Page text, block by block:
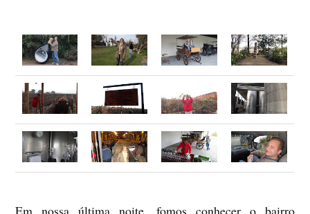
Em nossa última noite, fomos conhecer o bairro